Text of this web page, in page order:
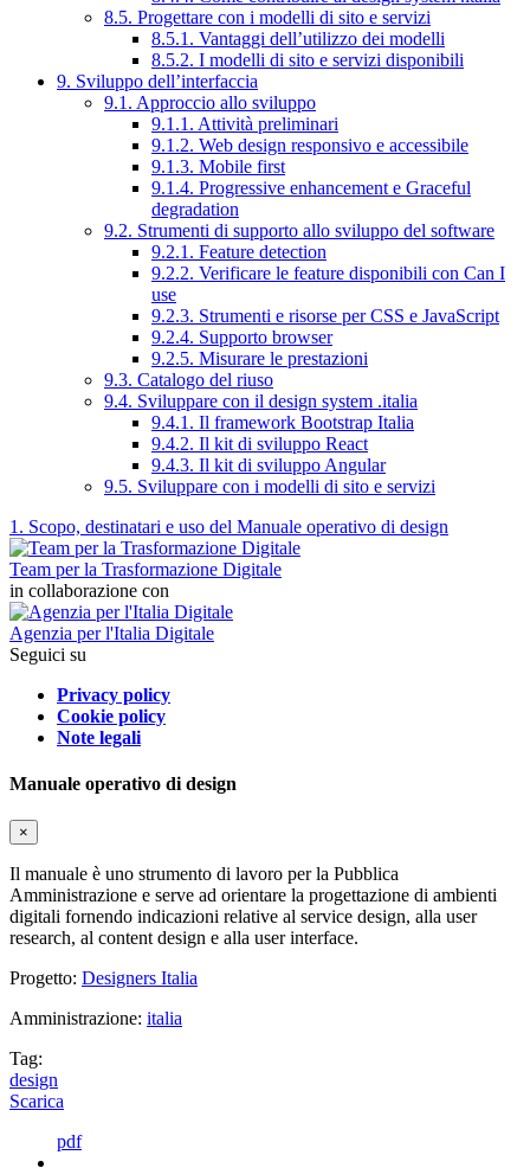
8.5. Progettare con i modelli di sito e servizi
8.5.1. Vantaggi dell’utilizzo dei modelli
8.5.2. I modelli di sito e servizi disponibili
9. Sviluppo dell’interfaccia
9.1. Approccio allo sviluppo
9.1.1. Attività preliminari
9.1.2. Web design responsivo e accessibile
9.1.3. Mobile first
9.1.4. Progressive enhancement e Graceful
degradation
9.2. Strumenti di supporto allo sviluppo del software
9.2.1. Feature detection
9.2.2. Verificare le feature disponibili con Can I
use
9.2.3. Strumenti e risorse per CSS e JavaScript
9.2.4. Supporto browser
9.2.5. Misurare le prestazioni
9.3. Catalogo del riuso
9.4. Sviluppare con il design system .italia
9.4.1. Il framework Bootstrap Italia
9.4.2. Il kit di sviluppo React
9.4.3. Il kit di sviluppo Angular
9.5. Sviluppare con i modelli di sito e servizi
1. Scopo, destinatari e uso del Manuale operativo di design
Team per la Trasformazione Digitale
in collaborazione con
Agenzia per l'Italia Digitale
Seguici su
Privacy policy
Cookie policy
Note legali
Manuale operativo di design
×
Il manuale è uno strumento di lavoro per la Pubblica
Amministrazione e serve ad orientare la progettazione di ambienti
digitali fornendo indicazioni relative al service design, alla user
research, al content design e alla user interface.
Progetto: Designers Italia
Amministrazione: italia
Tag:
design
Scarica
pdf